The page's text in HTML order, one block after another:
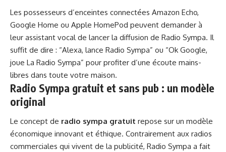
Les possesseurs d’enceintes connectées Amazon Echo,
Google Home ou Apple HomePod peuvent demander à
leur assistant vocal de lancer la diffusion de Radio Sympa. Il
suffit de dire : “Alexa, lance Radio Sympa” ou “Ok Google,
joue La Radio Sympa” pour profiter d’une écoute mains-
libres dans toute votre maison.
Radio Sympa gratuit et sans pub : un modèle
original
Le concept de radio sympa gratuit repose sur un modèle
économique innovant et éthique. Contrairement aux radios
commerciales qui vivent de la publicité, Radio Sympa a fait